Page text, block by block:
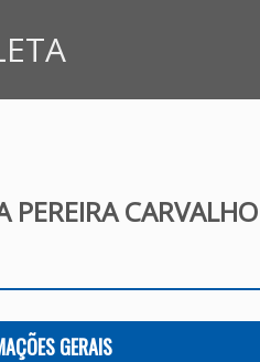
PEREIRA CARVALHO
GERAIS